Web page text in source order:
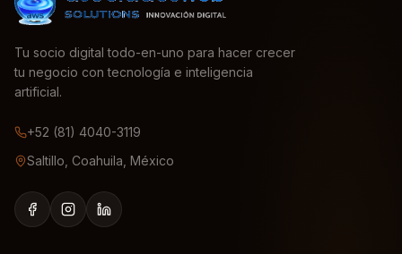
Tu socio digital todo-en-uno para hacer crecer
tu negocio con tecnología e inteligencia
artificial.
+52 (81) 4040-3119
Saltillo, Coahuila, México